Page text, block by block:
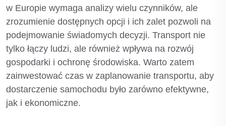
w Europie wymaga analizy wielu czynników, ale
zrozumienie dostępnych opcji i ich zalet pozwoli na
podejmowanie świadomych decyzji. Transport nie
tylko łączy ludzi, ale również wpływa na rozwój
gospodarki i ochronę środowiska. Warto zatem
zainwestować czas w zaplanowanie transportu, aby
dostarczenie samochodu było zarówno efektywne,
jak i ekonomiczne.